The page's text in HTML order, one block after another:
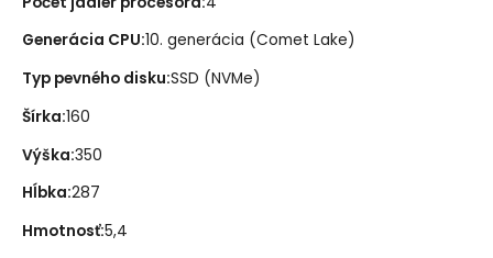
Generácia CPU:10. generácia (Comet Lake)
Typ pevného disku:SSD (NVMe)
Šírka:160
Výška:350
Hĺbka:287
Hmotnosť:5,4